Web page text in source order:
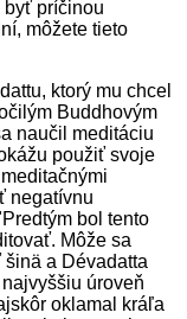
byť príčinou
môžete tieto
ktorý mu chcel
Buddhovým
naučil meditáciu
použiť svoje
negatívnu
bol tento
Môže sa
a Dévadatta
úroveň
oklamal kráľa